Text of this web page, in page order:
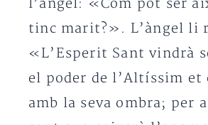
l’àngel: «Com pot ser
tinc marit?». L’àngel li
«L’Esperit Sant vindrà
el poder de l’Altíssim et
amb la seva ombra; per